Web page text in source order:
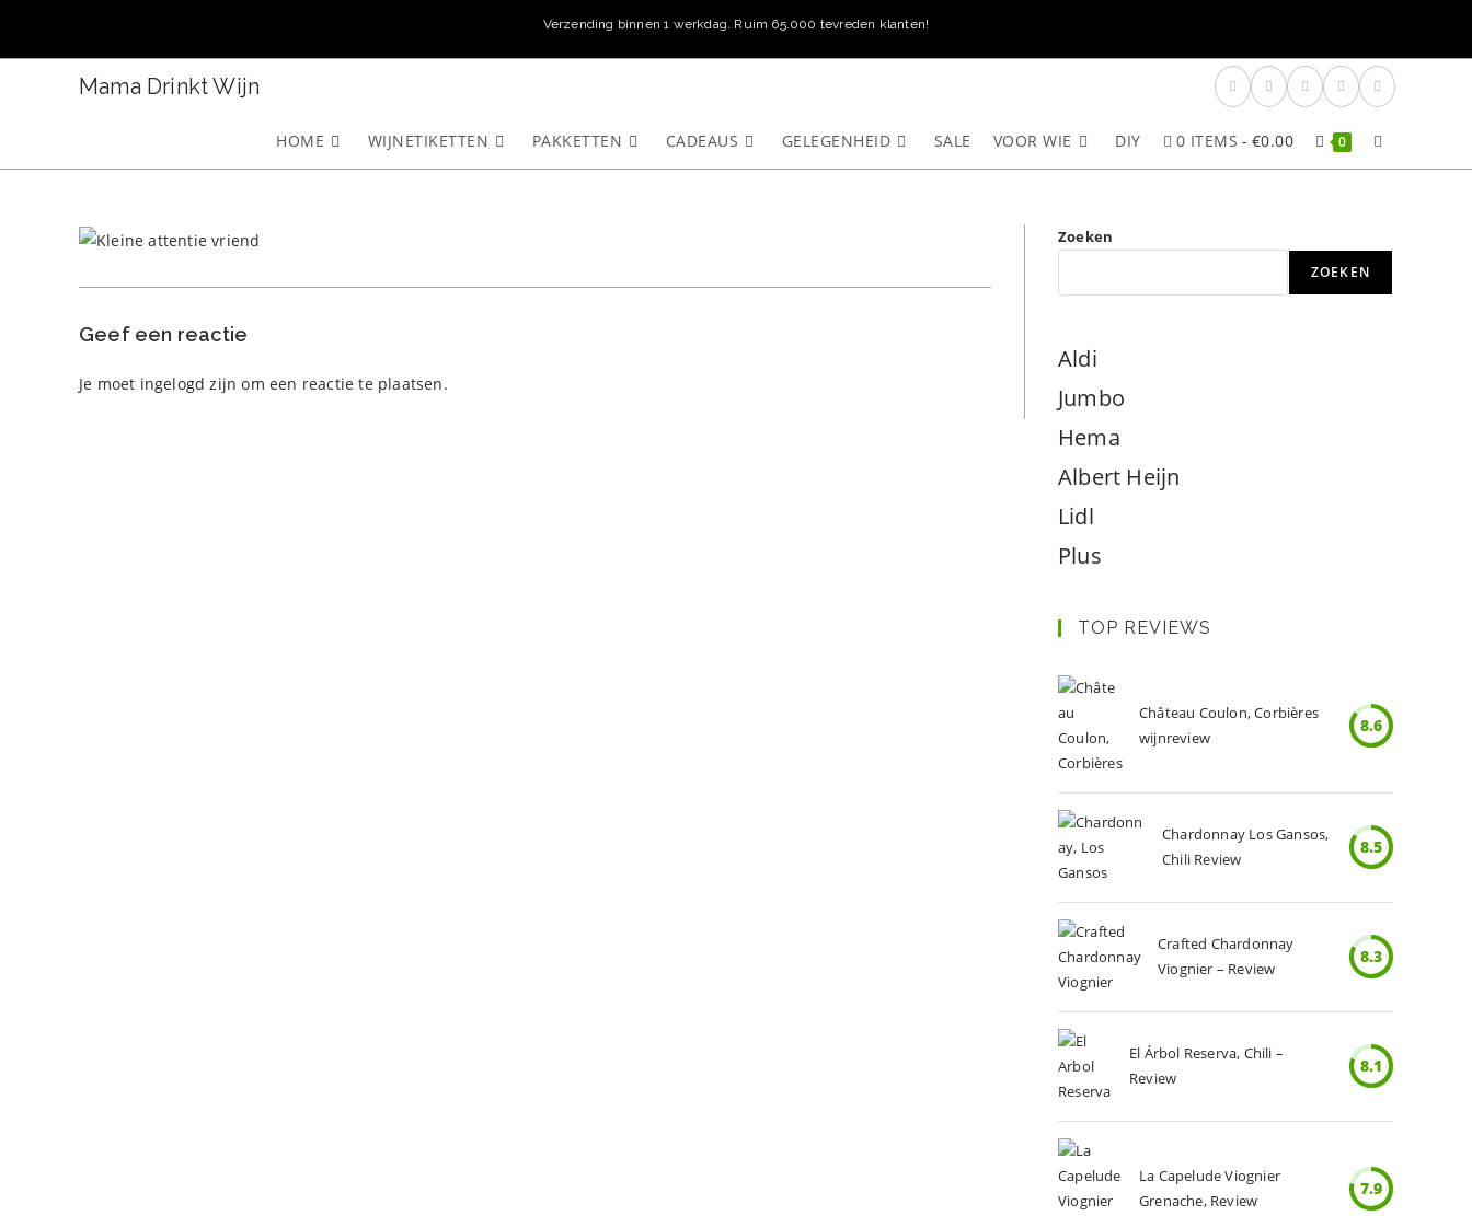
Verzending binnen 1 werkdag. Ruim 65.000 tevreden klanten!
Mama Drinkt Wijn
HOME WIJNETIKETTEN PAKKETTEN CADEAUS GELEGENHEID SALE VOOR WIE DIY 0 ITEMS €0.00 0 TOGGLE
ZOEKEN
Geef een reactie
Je moet ingelogd zijn om een reactie te plaatsen.
Zoeken
ZOEKEN
Aldi
Jumbo
Hema
Albert Heijn
Lidl
Plus
TOP REVIEWS
Château Coulon, Corbières
wijnreview
8.6
Chardonnay Los Gansos,
Chili Review
8.5
Crafted Chardonnay
Viognier – Review
8.3
El Árbol Reserva, Chili –
Review
8.1
La Capelude Viognier
Grenache, Review
7.9